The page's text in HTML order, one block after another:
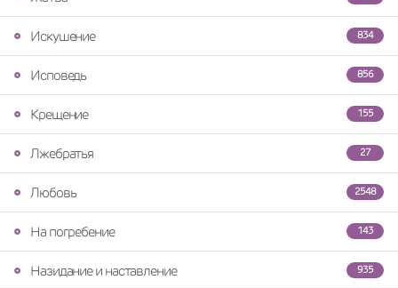
834
Искушение
856
Исповедь
155
Крещение
27
Лжебратья
2548
Любовь
143
На погребение
935
Назидание и наставление